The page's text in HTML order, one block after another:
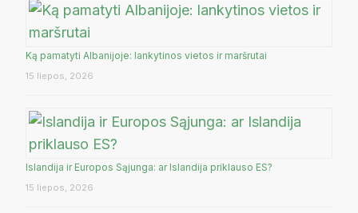
Ką pamatyti Albanijoje: lankytinos vietos ir maršrutai
15 liepos, 2026
Islandija ir Europos Sąjunga: ar Islandija priklauso ES?
15 liepos, 2026